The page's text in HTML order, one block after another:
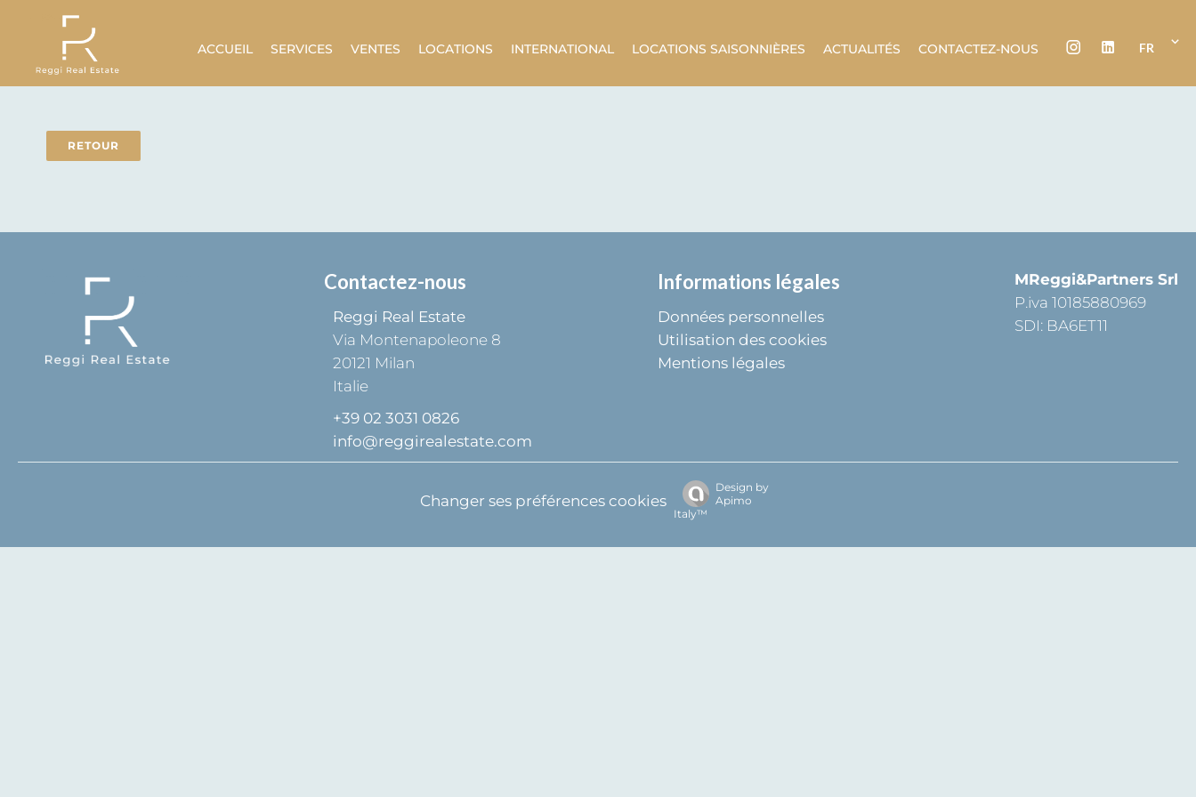
ACCUEIL SERVICES VENTES LOCATIONS INTERNATIONAL LOCATIONS SAISONNIÈRES ACTUALITÉS CONTACTEZ-NOUS FR
RETOUR
Contactez-nous
Reggi Real Estate
Via Montenapoleone 8
20121 Milan
Italie
+39 02 3031 0826
info@reggirealestate.com
Informations légales
Données personnelles
Utilisation des cookies
Mentions légales
MReggi&Partners Srl
P.iva 10185880969
SDI: BA6ET11
Changer ses préférences cookies
Design by
Apimo
Italy™